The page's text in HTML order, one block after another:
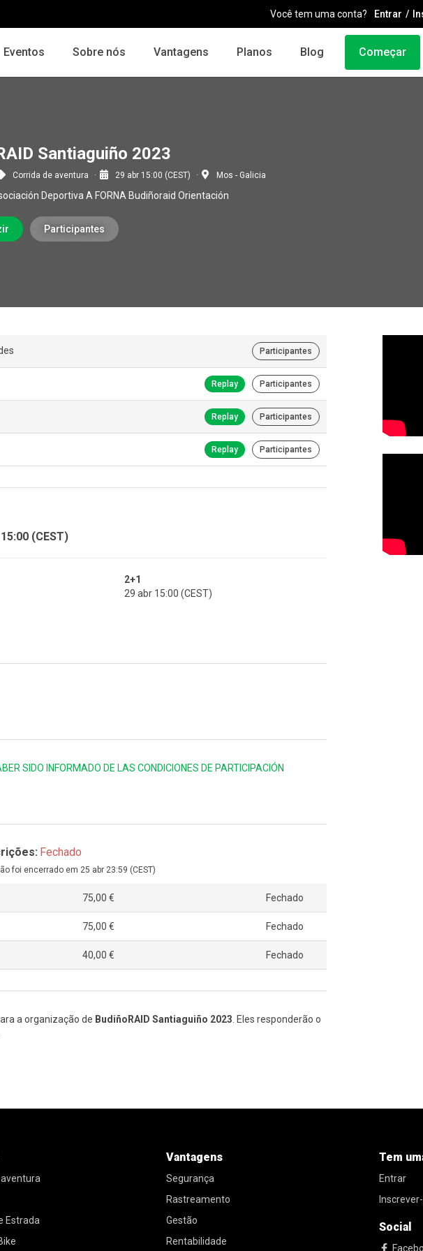
Você tem uma conta? Entrar
Eventos Sobre nós Vantagens Planos Blog Começar
Santiaguiño 2023
Corrida de aventura 29 abr 15:00 (CEST) Mos - Galicia
Deportiva A FORNA Budiñoraid Orientación
Participantes
Participantes
Replay Participantes
Replay Participantes
Replay Participantes
(CEST)
2+1
29 abr 15:00 (CEST)
SIDO INFORMADO DE LAS CONDICIONES DE PARTICIPACIÓN
Fechado
foi encerrado em 25 abr 23:59 (CEST)
75,00 € Fechado
75,00 € Fechado
40,00 € Fechado
a organização de BudiñoRAID Santiaguiño 2023 . Eles responderão o
Estrada
Vantagens
Segurança
Rastreamento
Gestão
Rentabilidade
Tem
Entrar
Social